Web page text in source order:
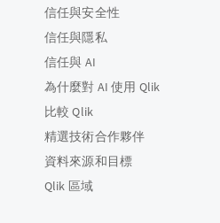
信任與安全性
信任與隱私
信任與 AI
為什麼對 AI 使用 Qlik
比較 Qlik
精選技術合作夥伴
資料來源和目標
Qlik 區域